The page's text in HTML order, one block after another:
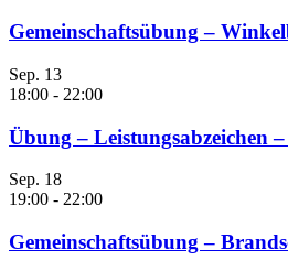
Gemeinschaftsübung –
Sep. 13
18:00 - 22:00
Übung – Leistungsabzeichen
Sep. 18
19:00 - 22:00
Gemeinschaftsübung –